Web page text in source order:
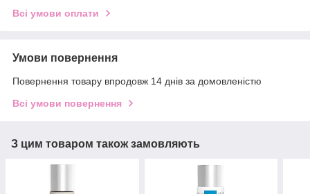
Всі умови оплати
Умови повернення
Повернення товару впродовж 14 днів за домовленістю
Всі умови повернення
З цим товаром також замовляють